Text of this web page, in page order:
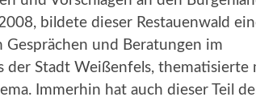
bildete dieser Restauenwald
und Beratungen im
der Stadt Weißenfels, thematisierte
Immerhin hat auch dieser Teil